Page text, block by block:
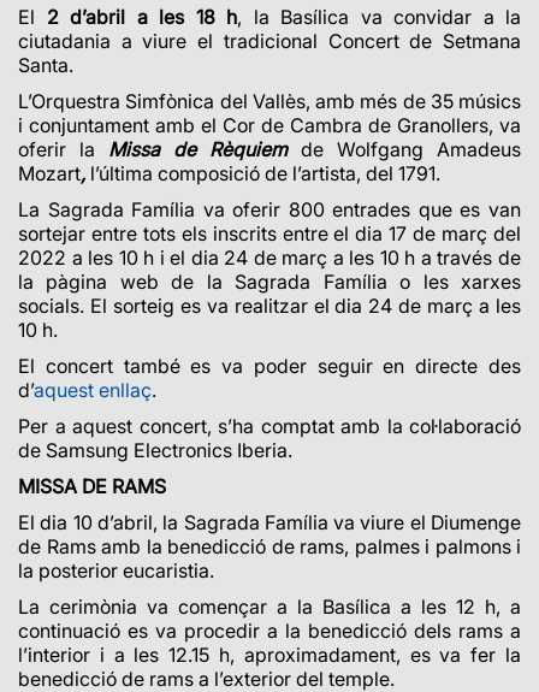
El 2 d’abril a les 18 h, la Basílica va convidar a la
ciutadania a viure el tradicional Concert de Setmana
Santa.
L’Orquestra Simfònica del Vallès, amb més de 35 músics
i conjuntament amb el Cor de Cambra de Granollers, va
oferir la Missa de Rèquiem de Wolfgang Amadeus
Mozart, l’última composició de l’artista, del 1791.
La Sagrada Família va oferir 800 entrades que es van
sortejar entre tots els inscrits entre el dia 17 de març del
2022 a les 10 h i el dia 24 de març a les 10 h a través de
la pàgina web de la Sagrada Família o les xarxes
socials. El sorteig es va realitzar el dia 24 de març a les
10 h.
El concert també es va poder seguir en directe des
d’aquest enllaç.
Per a aquest concert, s’ha comptat amb la col·laboració
de Samsung Electronics Iberia.
MISSA DE RAMS
El dia 10 d’abril, la Sagrada Família va viure el Diumenge
de Rams amb la benedicció de rams, palmes i palmons i
la posterior eucaristia.
La cerimònia va començar a la Basílica a les 12 h, a
continuació es va procedir a la benedicció dels rams a
l’interior i a les 12.15 h, aproximadament, es va fer la
benedicció de rams a l’exterior del temple.